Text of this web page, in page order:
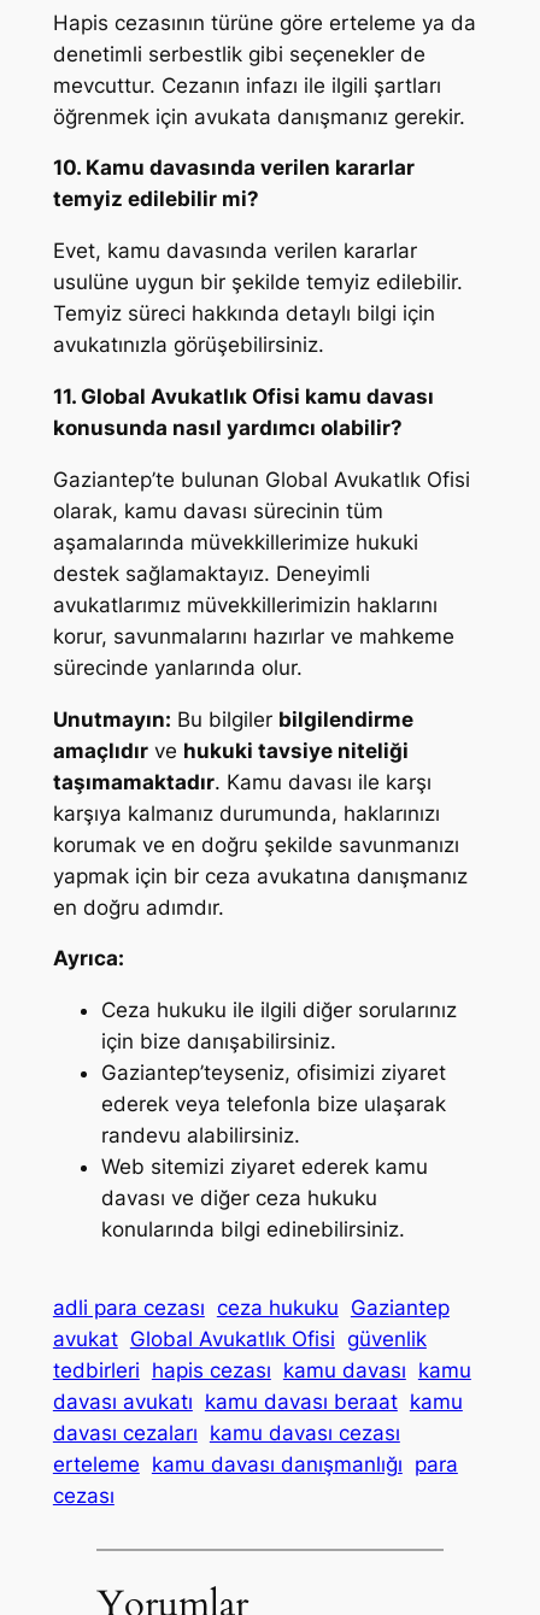
Hapis cezasının türüne göre erteleme ya da
denetimli serbestlik gibi seçenekler de
mevcuttur. Cezanın infazı ile ilgili şartları
öğrenmek için avukata danışmanız gerekir.
10. Kamu davasında verilen kararlar
temyiz edilebilir mi?
Evet, kamu davasında verilen kararlar
usulüne uygun bir şekilde temyiz edilebilir.
Temyiz süreci hakkında detaylı bilgi için
avukatınızla görüşebilirsiniz.
11. Global Avukatlık Ofisi kamu davası
konusunda nasıl yardımcı olabilir?
Gaziantep’te bulunan Global Avukatlık Ofisi
olarak, kamu davası sürecinin tüm
aşamalarında müvekkillerimize hukuki
destek sağlamaktayız. Deneyimli
avukatlarımız müvekkillerimizin haklarını
korur, savunmalarını hazırlar ve mahkeme
sürecinde yanlarında olur.
Unutmayın: Bu bilgiler bilgilendirme
amaçlıdırve hukuki tavsiye niteliği
taşımamaktadır. Kamu davası ile karşı
karşıya kalmanız durumunda, haklarınızı
korumak ve en doğru şekilde savunmanızı
yapmak için bir ceza avukatına danışmanız
en doğru adımdır.
Ayrıca:
Ceza hukuku ile ilgili diğer sorularınız
için bize danışabilirsiniz.
Gaziantep’teyseniz, ofisimizi ziyaret
ederek veya telefonla bize ulaşarak
randevu alabilirsiniz.
Web sitemizi ziyaret ederek kamu
davası ve diğer ceza hukuku
konularında bilgi edinebilirsiniz.
adli para cezası ceza hukuku Gaziantep
avukat Global Avukatlık Ofisi güvenlik
tedbirleri hapis cezası kamu davası kamu
davası avukatı kamu davası beraat kamu
davası cezaları kamu davası cezası
erteleme kamu davası danışmanlığı para
cezası
Yorumlar